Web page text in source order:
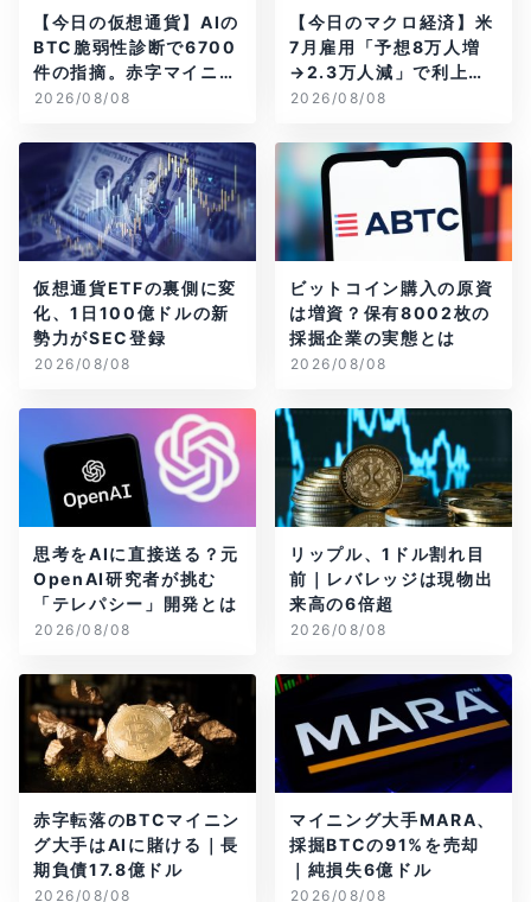
【今日の仮想通貨】AIの
BTC脆弱性診断で6700
件の指摘。赤字マイニン
グ企業はAIに賭ける
2026/08/08
【今日のマクロ経済】米
7月雇用「予想8万人増
→2.3万人減」で利上げ
観測後退
2026/08/08
仮想通貨ETFの裏側に変
化、1日100億ドルの新
勢力がSEC登録
2026/08/08
ビットコイン購入の原資
は増資？保有8002枚の
採掘企業の実態とは
2026/08/08
思考をAIに直接送る？元
OpenAI研究者が挑む
「テレパシー」開発とは
2026/08/08
リップル、1ドル割れ目
前｜レバレッジは現物出
来高の6倍超
2026/08/08
赤字転落のBTCマイニン
グ大手はAIに賭ける｜長
期負債17.8億ドル
2026/08/08
マイニング大手MARA、
採掘BTCの91%を売却
｜純損失6億ドル
2026/08/08